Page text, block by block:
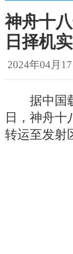
神舟十
日择机
2024年04月
据中国载
日，神舟十
转运至发射